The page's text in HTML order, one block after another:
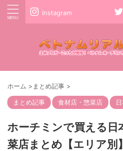
Instagram
ホーム > まとめ記事 >
まとめ記事 食材店・惣菜店
ホーチミンで買える日
菜店まとめ【エリア別】